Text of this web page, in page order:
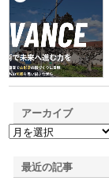
アーカイブ
最近の記事